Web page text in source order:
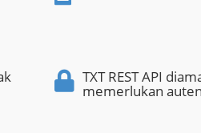
TXT REST API
memerlukan